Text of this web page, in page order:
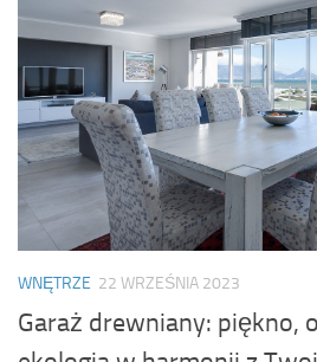
WNĘTRZE 22 WRZEŚNIA 2023
Garaż drewniany: piękno,